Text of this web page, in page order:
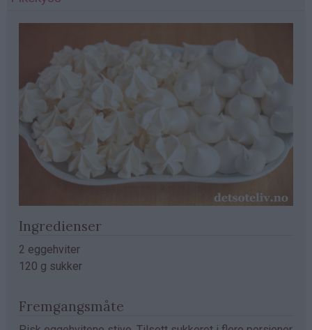
Ingredienser
2 eggehviter
120 g sukker
Fremgangsmåte